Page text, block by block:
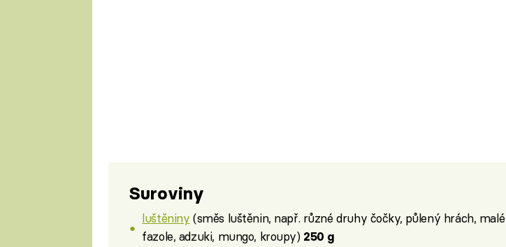
Suroviny
luštěniny (směs luštěnin, např. různé druhy čočky, půlený hrách, malé
fazole, adzuki, mungo, kroupy) 250 g